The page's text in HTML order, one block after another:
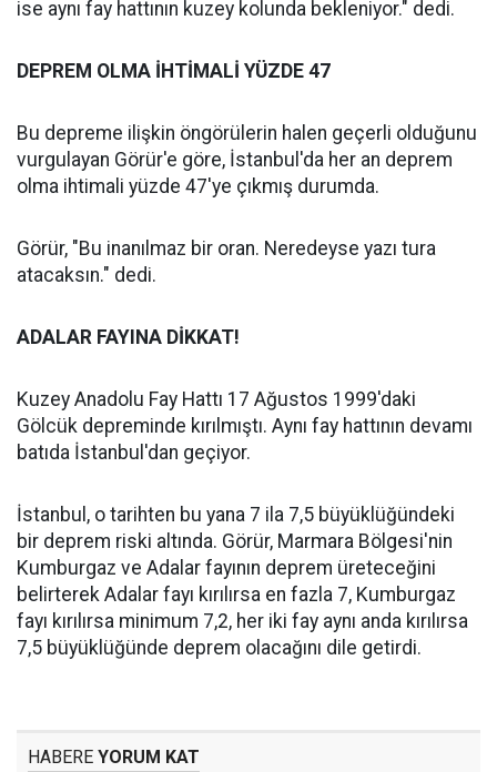
ise aynı fay hattının kuzey kolunda bekleniyor." dedi.
DEPREM OLMA İHTİMALİ YÜZDE 47
Bu depreme ilişkin öngörülerin halen geçerli olduğunu
vurgulayan Görür'e göre, İstanbul'da her an deprem
olma ihtimali yüzde 47'ye çıkmış durumda.
Görür, "Bu inanılmaz bir oran. Neredeyse yazı tura
atacaksın." dedi.
ADALAR FAYINA DİKKAT!
Kuzey Anadolu Fay Hattı 17 Ağustos 1999'daki
Gölcük depreminde kırılmıştı. Aynı fay hattının devamı
batıda İstanbul'dan geçiyor.
İstanbul, o tarihten bu yana 7 ila 7,5 büyüklüğündeki
bir deprem riski altında. Görür, Marmara Bölgesi'nin
Kumburgaz ve Adalar fayının deprem üreteceğini
belirterek Adalar fayı kırılırsa en fazla 7, Kumburgaz
fayı kırılırsa minimum 7,2, her iki fay aynı anda kırılırsa
7,5 büyüklüğünde deprem olacağını dile getirdi.
HABERE YORUM KAT